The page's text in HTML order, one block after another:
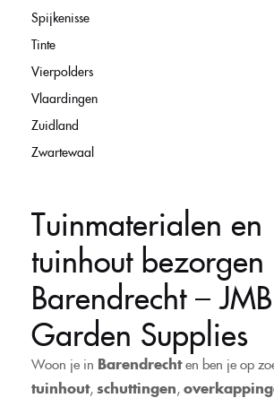
Spijkenisse
Tinte
Vierpolders
Vlaardingen
Zuidland
Zwartewaal
Tuinmaterialen en
tuinhout bezorgen
Barendrecht – JMB
Garden Supplies
Woon je in Barendrechten ben je op
tuinhout,schuttingen,